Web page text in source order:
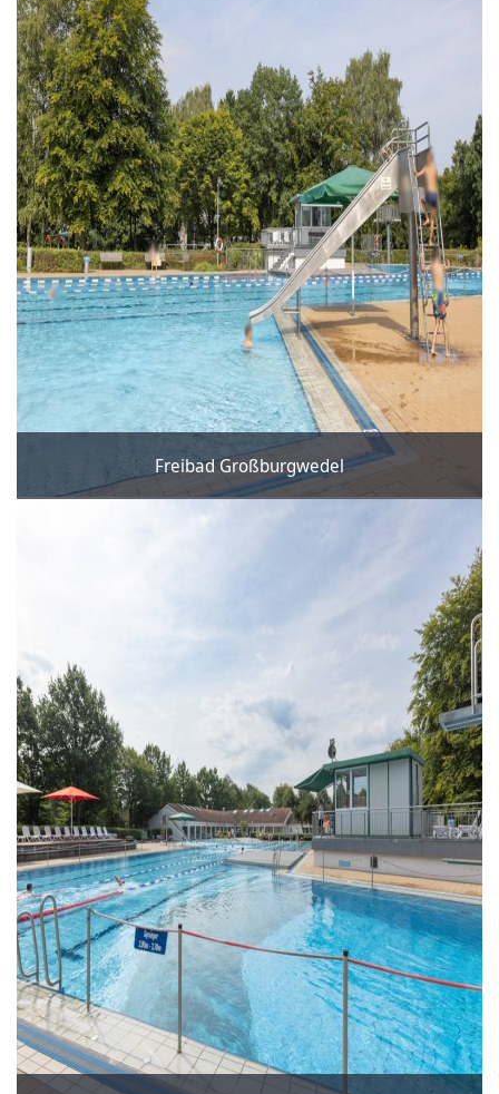
Freibad Großburgwedel